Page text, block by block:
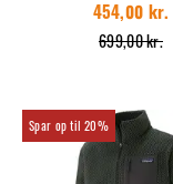
699,00 kr.
454,00 kr.
20%